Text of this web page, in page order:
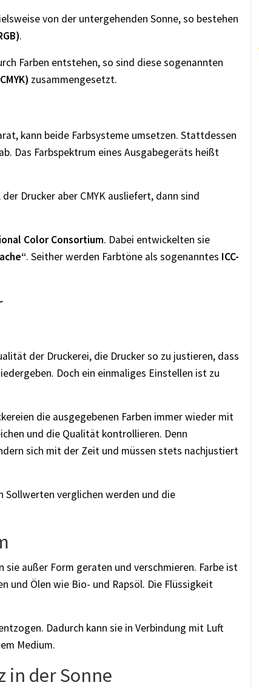
von der untergehenden Sonne, so bestehen
.
Farben entstehen, so sind diese sogenannten
zusammengesetzt.
kann beide Farbsysteme umsetzen. Stattdessen
Das Farbspektrum eines Ausgabegeräts heißt
Drucker aber CMYK ausliefert, dann sind
Color Consortium. Dabei entwickelten sie
. Seither werden Farbtöne als sogenanntes ICC-
der Druckerei, die Drucker so zu justieren, dass
Doch ein einmaliges Einstellen ist zu
die ausgegebenen Farben immer wieder mit
und die Qualität kontrollieren. Denn
sich mit der Zeit und müssen stets nachjustiert
Sollwerten verglichen werden und die
außer Form geraten und verschmieren. Farbe ist
und Ölen wie Bio- und Rapsöl. Die Flüssigkeit
Dadurch kann sie in Verbindung mit Luft
Medium.
in der Sonne